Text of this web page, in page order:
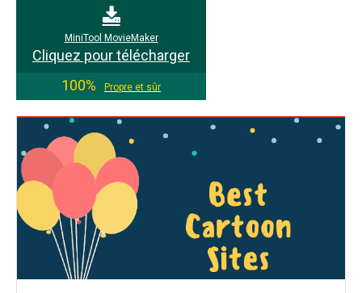
MiniTool MovieMaker
Cliquez pour télécharger
100%
Propre et sûr